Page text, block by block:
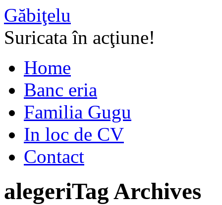
Găbiţelu
Suricata în acţiune!
Home
Banc eria
Familia Gugu
In loc de CV
Contact
alegeriTag Archives